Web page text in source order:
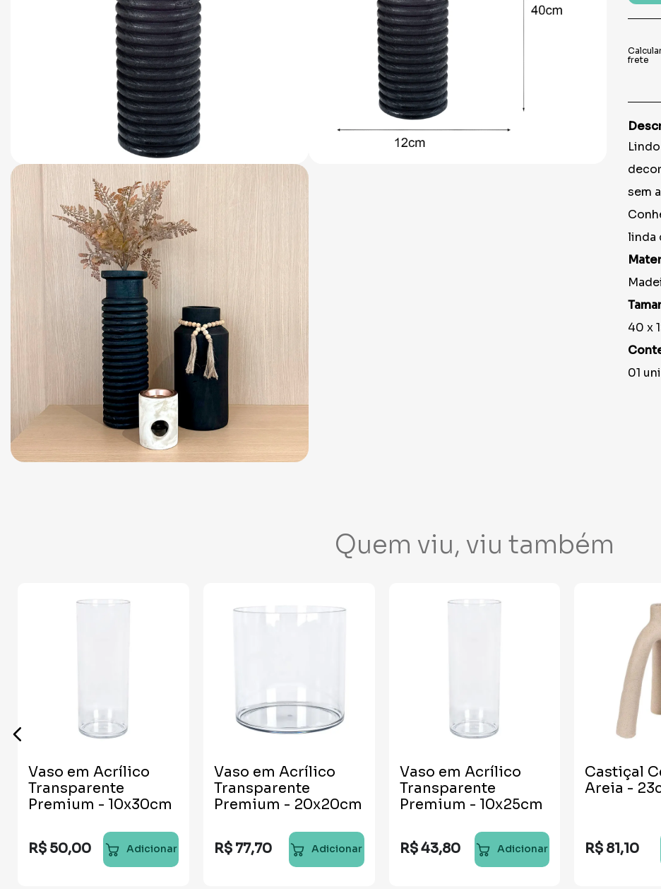
copo
sem
linda
40 x
01
Quem viu, viu também
Vaso em Acrílico
Transparente
Premium - 10x30cm
R$ 50,00 Adicionar
Vaso em Acrílico
Transparente
Premium - 20x20cm
R$ 77,70 Adicionar
Vaso em Acrílico
Transparente
Premium - 10x25cm
R$43,80 Adicionar
Castiçal
Areia -
R$ 81,10